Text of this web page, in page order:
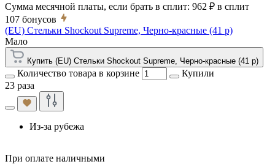
Сумма месячной платы, если брать в сплит: 962 ₽ в сплит
107 бонусов
(EU) Стельки Shockout Supreme, Черно-красные (41 р)
Мало
Купить (EU) Стельки Shockout Supreme, Черно-красные (41 р)
Количество товара в корзине
Купили
23 раза
Из-за рубежа
При оплате наличными